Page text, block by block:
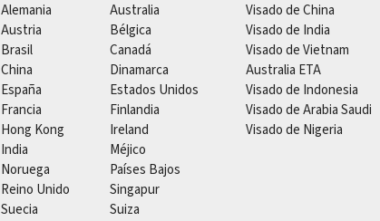
Alemania
Australia
Austria
Bélgica
Brasil
Canadá
China
Dinamarca
España
Estados Unidos
Francia
Finlandia
Hong Kong
Ireland
India
Méjico
Noruega
Países Bajos
Reino Unido
Singapur
Suecia
Suiza
Visado de China
Visado de India
Visado de Vietnam
Australia ETA
Visado de Indonesia
Visado de Arabia Saudi
Visado de Nigeria